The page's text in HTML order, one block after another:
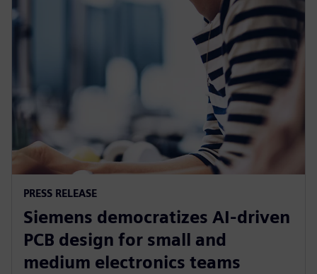
PRESS RELEASE
Siemens democratizes AI-driven
PCB design for small and
medium electronics teams